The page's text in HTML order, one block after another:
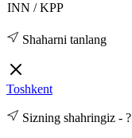
INN / KPP
Shaharni tanlang
Toshkent
Sizning shahringiz - ?